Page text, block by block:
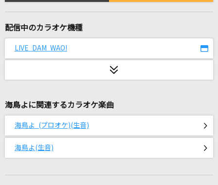
緋月ゆい
井上絃
[生音]こころの花道
朝花美穂
[生音]Dancing Queen [ダンシング・クイーン]
ABBA
配信中のカラオケ機種
LIVE DAM WAO!
海鳥よに関連するカラオケ楽曲
海鳥よ (プロオケ)(生音)
海鳥よ(生音)